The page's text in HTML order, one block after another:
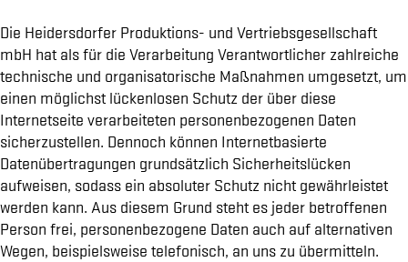
Die Heidersdorfer Produktions- und Vertriebsgesellschaft
mbH hat als für die Verarbeitung Verantwortlicher zahlreiche
technische und organisatorische Maßnahmen umgesetzt, um
einen möglichst lückenlosen Schutz der über diese
Internetseite verarbeiteten personenbezogenen Daten
sicherzustellen. Dennoch können Internetbasierte
Datenübertragungen grundsätzlich Sicherheitslücken
aufweisen, sodass ein absoluter Schutz nicht gewährleistet
werden kann. Aus diesem Grund steht es jeder betroffenen
Person frei, personenbezogene Daten auch auf alternativen
Wegen, beispielsweise telefonisch, an uns zu übermitteln.